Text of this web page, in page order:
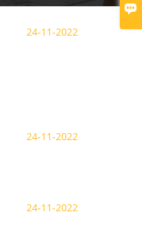

24-11-2022
24-11-2022
24-11-2022